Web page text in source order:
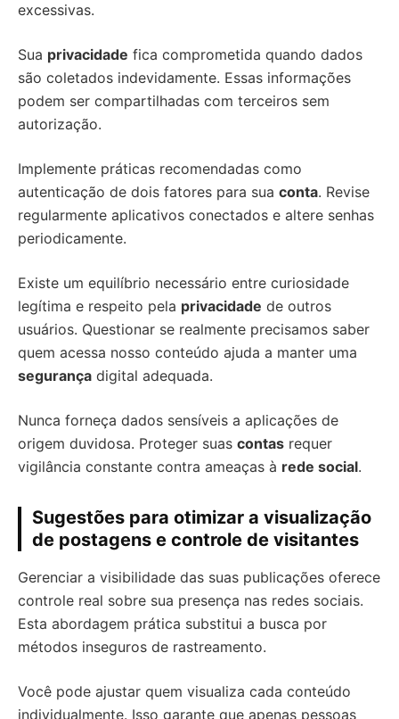
excessivas.
Sua privacidade fica comprometida quando dados
são coletados indevidamente. Essas informações
podem ser compartilhadas com terceiros sem
autorização.
Implemente práticas recomendadas como
autenticação de dois fatores para sua conta. Revise
regularmente aplicativos conectados e altere senhas
periodicamente.
Existe um equilíbrio necessário entre curiosidade
legítima e respeito pela privacidade de outros
usuários. Questionar se realmente precisamos saber
quem acessa nosso conteúdo ajuda a manter uma
segurança digital adequada.
Nunca forneça dados sensíveis a aplicações de
origem duvidosa. Proteger suas contas requer
vigilância constante contra ameaças à rede social.
Sugestões para otimizar a visualização
de postagens e controle de visitantes
Gerenciar a visibilidade das suas publicações oferece
controle real sobre sua presença nas redes sociais.
Esta abordagem prática substitui a busca por
métodos inseguros de rastreamento.
Você pode ajustar quem visualiza cada conteúdo
individualmente. Isso garante que apenas pessoas